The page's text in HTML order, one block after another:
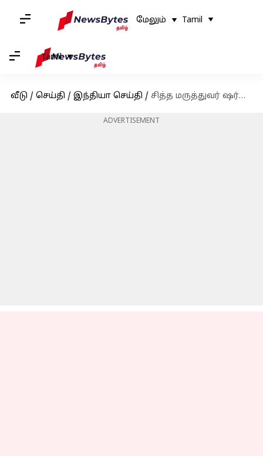
மேலும் Tamil
Tamil
வீடு / செய்தி / இந்தியா செய்தி / சித்த மருத்துவர் ஷர்மிகாவிற்கு விளக்கமளிக்க வரும் 24ம் தேதி வரை அவகாசம் நீட்டிப்பு
ADVERTISEMENT